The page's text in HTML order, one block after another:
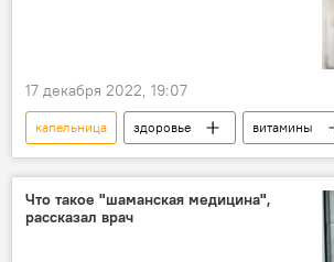
17 декабря 2022, 19:07
капельница здоровье
витамины
комплекс
миф врач
Что такое "шаманская медицина",
рассказал врач